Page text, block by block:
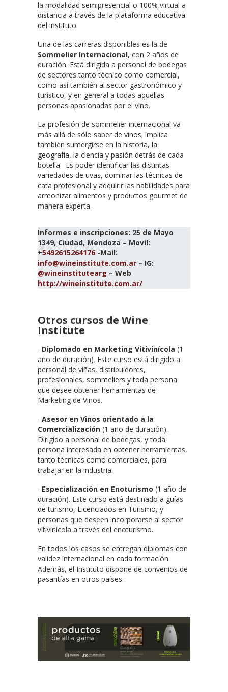
la modalidad semipresencial o 100% virtual a
distancia a través de la plataforma educativa
del instituto.
Una de las carreras disponibles es la de
Sommelier Internacional, con 2 años de
duración. Está dirigida a personal de bodegas
de sectores tanto técnico como comercial,
como así también al sector gastronómico y
turístico, y en general a todas aquellas
personas apasionadas por el vino.
La profesión de sommelier internacional va
más allá de sólo saber de vinos; implica
también sumergirse en la historia, la
geografía, la ciencia y pasión detrás de cada
botella. Es poder identificar las distintas
variedades de uvas, dominar las técnicas de
cata profesional y adquirir las habilidades para
armonizar alimentos y productos gourmet de
manera experta.
Informes e inscripciones: 25 de Mayo
1349, Ciudad, Mendoza – Movil:
+5492615264176 -Mail:
info@wineinstitute.com.ar – IG:
@wineinstitutearg – Web
http://wineinstitute.com.ar/
Otros cursos de Wine
Institute
–Diplomado en Marketing Vitivinícola (1
año de duración). Este curso está dirigido a
personal de viñas, distribuidores,
profesionales, sommeliers y toda persona
que desee obtener herramientas de
Marketing de Vinos.
–Asesor en Vinos orientado a la
Comercialización (1 año de duración).
Dirigido a personal de bodegas, y toda
persona interesada en obtener herramientas,
tanto técnicas como comerciales, para
trabajar en la industria.
–Especialización en Enoturismo (1 año de
duración). Este curso está destinado a guías
de turismo, Licenciados en Turismo, y
personas que deseen incorporarse al sector
vitivinícola a través del enoturismo.
En todos los casos se entregan diplomas con
validez internacional en cada formación.
Además, el Instituto dispone de convenios de
pasantías en otros países.